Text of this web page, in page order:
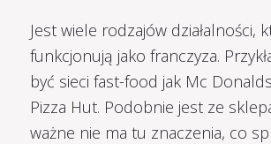
Jest wiele rodzajów działalności,
funkcjonują jako franczyza.
być sieci fast-food jak Mc
Pizza Hut. Podobnie jest ze
ważne nie ma tu znaczenia, co